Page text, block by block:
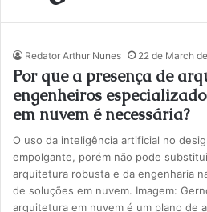
Redator Arthur Nunes 22 de March
Por que a presença de
engenheiros
em nuvem é necessária?
O uso da inteligência artificial no
empolgante, porém não pode
arquitetura robusta e da engenharia
de soluções em nuvem. Imagem:
arquitetura em nuvem é um plano de